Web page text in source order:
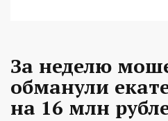
За неделю
обманули
на 16 млн